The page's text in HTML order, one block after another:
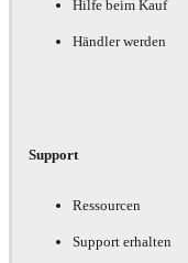
Hilfe beim Kauf
Händler werden
Support
Ressourcen
Support erhalten